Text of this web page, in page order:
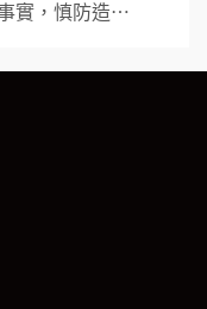
實，慎防造⋯